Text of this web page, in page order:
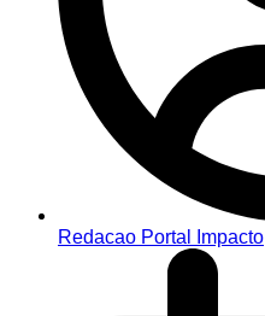
Redacao Portal Impacto